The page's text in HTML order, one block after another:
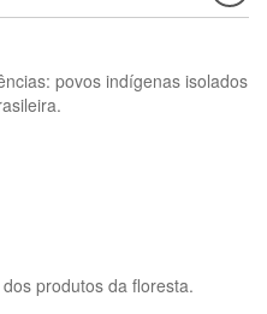
povos indígenas isolados
produtos da floresta.